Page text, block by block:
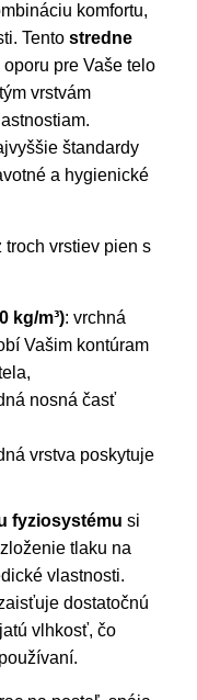
komfortu,
Tento stredne
pre Vaše telo
vrstvám
štandardy
a hygienické
troch vrstiev pien s
kg/m³): vrchná
Vašim kontúram
nosná časť
vrstva poskytuje
fyziosystému si
tlaku na
vlastnosti.
dostatočnú
vlhkosť, čo